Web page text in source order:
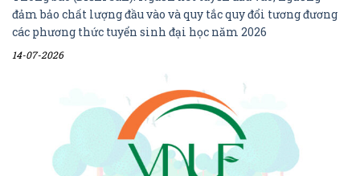
đảm bảo chất lượng đầu vào và quy tắc quy đổi tương đương
các phương thức tuyển sinh đại học năm 2026
14-07-2026